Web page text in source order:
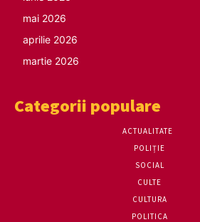
mai 2026
aprilie 2026
martie 2026
Categorii populare
ACTUALITATE
POLIȚIE
SOCIAL
CULTE
CULTURA
POLITICA